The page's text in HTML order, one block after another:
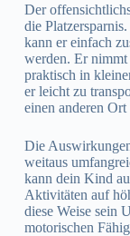
Der
die
kann er einfach
werden. Er nimmt
praktisch in
er leicht zu
einen anderen
Die
weitaus
kann dein Kind
Aktivitäten auf
diese Weise sein
motorischen